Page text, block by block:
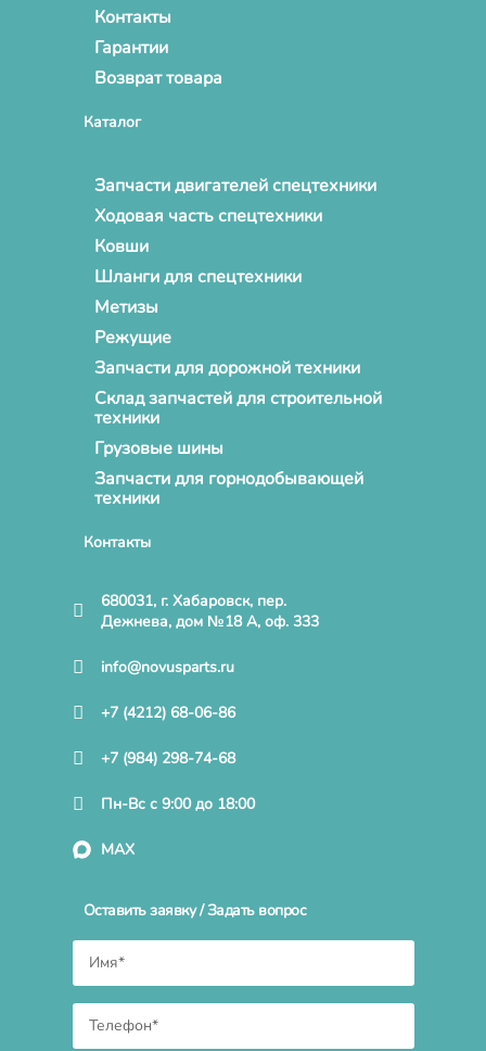
Контакты
Гарантии
Возврат товара
Каталог
Запчасти двигателей спецтехники
Ходовая часть спецтехники
Ковши
Шланги для спецтехники
Метизы
Режущие
Запчасти для дорожной техники
Склад запчастей для строительной
техники
Грузовые шины
Запчасти для горнодобывающей
техники
Контакты
680031, г. Хабаровск, пер.
Дежнева, дом №18 А, оф. 333
info@novusparts.ru
+7 (4212) 68-06-86
+7 (984) 298-74-68
Пн-Вс с 9:00 до 18:00
MAX
Оставить заявку / Задать вопрос